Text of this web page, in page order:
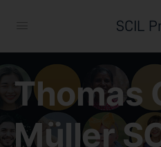
SCIL
Thomas
Müller